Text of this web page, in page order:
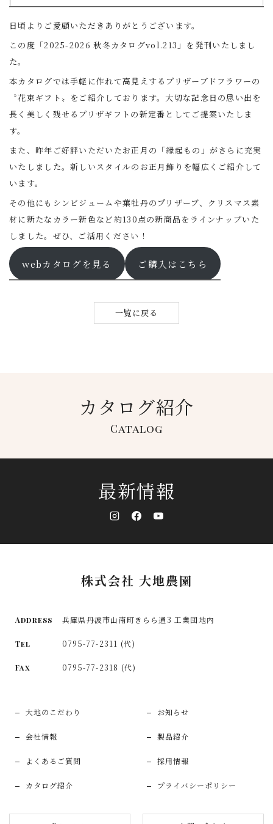
日頃よりご愛顧いただきありがとうございます。
この度「2025-2026 秋冬カタログvol.213」を発刊いたしまし
た。
本カタログでは手軽に作れて高見えするプリザーブドフラワーの
〝花束ギフト〟をご紹介しております。大切な記念日の思い出を
長く美しく残せるプリザギフトの新定番としてご提案いたしま
す。
また、昨年ご好評いただいたお正月の「縁起もの」がさらに充実
いたしました。新しいスタイルのお正月飾りを幅広くご紹介して
います。
その他にもシンビジュームや葉牡丹のプリザーブ、クリスマス素
材に新たなカラー新色など約130点の新商品をラインナップいた
しました。ぜひ、ご活用ください！
webカタログを見る ご購入はこちら
一覧に戻る
カタログ紹介
Catalog
最新情報
株式会社 大地農園
Address 兵庫県丹波市山南町きらら通3 工業団地内
Tel 0795-77-2311 (代)
Fax 0795-77-2318 (代)
大地のこだわり お知らせ
会社情報 製品紹介
よくあるご質問 採用情報
カタログ紹介 プライバシーポリシー